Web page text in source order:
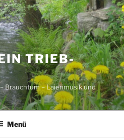
TRIEB-
Brauchtum – Laienmusik und
Menü